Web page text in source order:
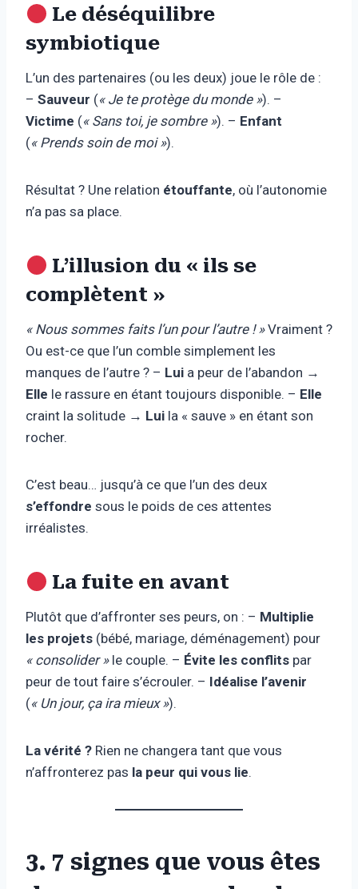
Le déséquilibre
symbiotique
L’un des partenaires (ou les deux) joue le rôle de :
– Sauveur (« Je te protège du monde »). –
Victime (« Sans toi, je sombre »). – Enfant
(« Prends soin de moi »).
Résultat ? Une relation étouffante, où l’autonomie
n’a pas sa place.
L’illusion du « ils se
complètent »
« Nous sommes faits l’un pour l’autre ! »Vraiment ?
Ou est-ce que l’un comble simplement les
manques de l’autre ? – Lui a peur de l’abandon →
Elle le rassure en étant toujours disponible. – Elle
craint la solitude → Lui la « sauve » en étant son
rocher.
C’est beau… jusqu’à ce que l’un des deux
s’effondre sous le poids de ces attentes
irréalistes.
La fuite en avant
Plutôt que d’affronter ses peurs, on : – Multiplie
les projets (bébé, mariage, déménagement) pour
« consolider »le couple. – Évite les conflits par
peur de tout faire s’écrouler. – Idéalise l’avenir
(« Un jour, ça ira mieux »).
La vérité ? Rien ne changera tant que vous
n’affronterez pas la peur qui vous lie.
3. 7 signes que vous êtes